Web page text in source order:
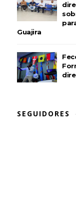
Guajira
SEGUIDORES